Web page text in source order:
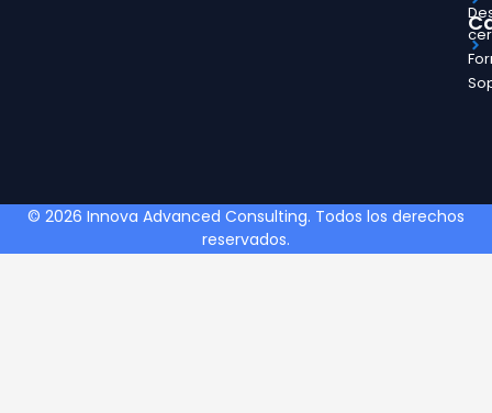
© 2026 Innova Advanced Consulting. Todos los derechos
reservados.